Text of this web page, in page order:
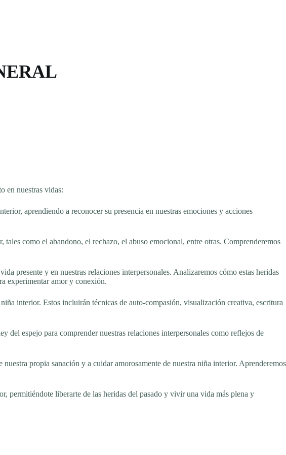
en nuestras vidas:
aprendiendo a reconocer su presencia en nuestras emociones y acciones
como el abandono, el rechazo, el abuso emocional, entre otras. Comprenderemos
presente y en nuestras relaciones interpersonales. Analizaremos cómo estas heridas
experimentar amor y conexión.
interior. Estos incluirán técnicas de auto-compasión, visualización creativa, escritura
espejo para comprender nuestras relaciones interpersonales como reflejos de
propia sanación y a cuidar amorosamente de nuestra niña interior. Aprenderemos
permitiéndote liberarte de las heridas del pasado y vivir una vida más plena y